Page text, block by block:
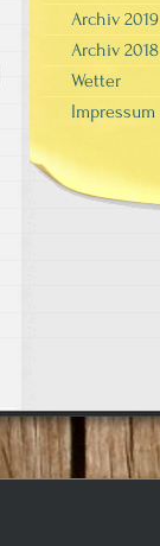
Archiv 2019
Archiv 2018
Wetter
Impressum